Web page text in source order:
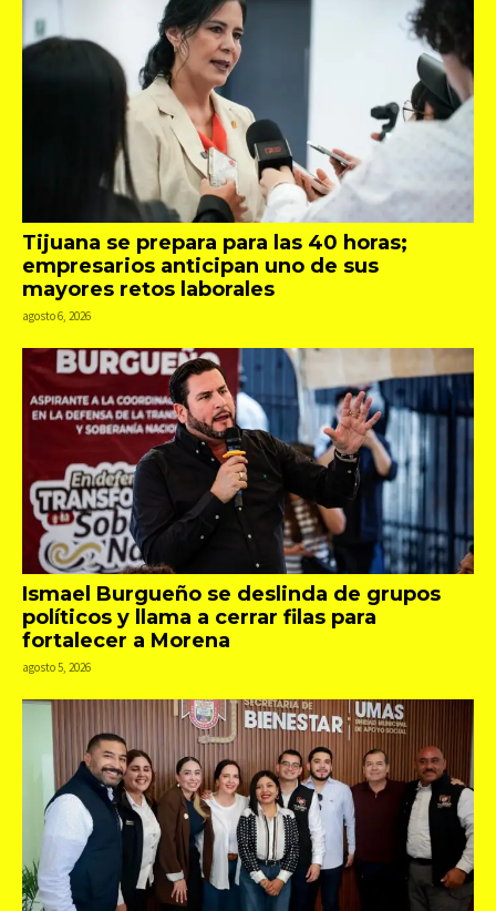
Tijuana se prepara para las 40 horas;
empresarios anticipan uno de sus
mayores retos laborales
agosto 6, 2026
Ismael Burgueño se deslinda de grupos
políticos y llama a cerrar filas para
fortalecer a Morena
agosto 5, 2026